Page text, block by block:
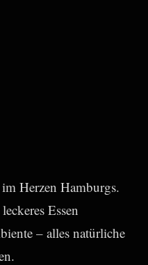
Herzen Hamburgs.
Essen
– alles natürliche